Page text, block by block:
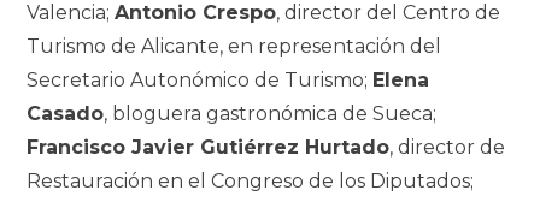
Valencia;Antonio Crespo, director del Centro de
Turismo de Alicante, en representación del
Secretario Autonómico de Turismo; Elena
Casado, bloguera gastronómica de Sueca;
Francisco Javier Gutiérrez Hurtado, directorde
Restauración en el Congreso de los Diputados;